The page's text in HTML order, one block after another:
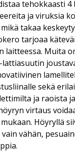
tehokkaasti
ja viruksia
takaa
tarjoaa
Muita
sekä
ja raoista
virtaus
Höyryllä
vähän,